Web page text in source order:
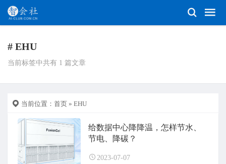
# EHU
当前标签中共有 1 篇文章
当前位置： 首页 » EHU
给数据中心降降温，怎样节水、
节电、降碳？
2023-07-07